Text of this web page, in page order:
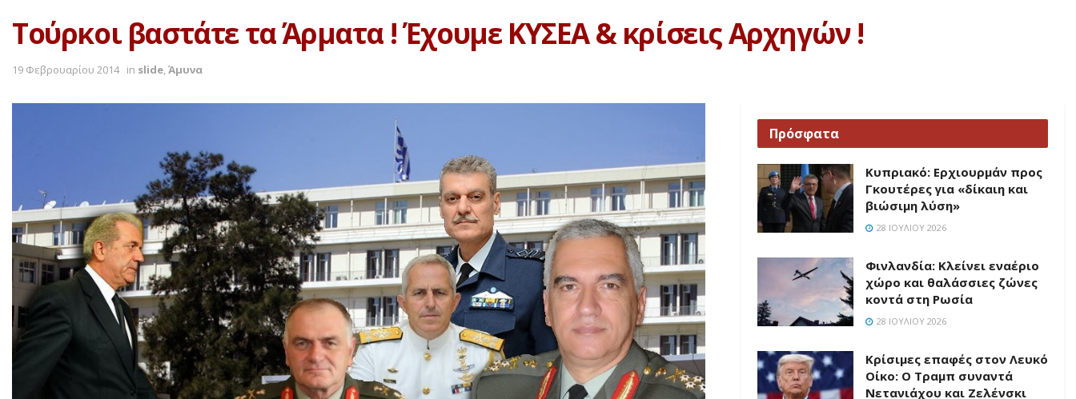
Τούρκοι βαστάτε τα Άρματα ! Έχουμε ΚΥΣΕΑ & κρίσεις Αρχηγών !
19 Φεβρουαρίου 2014 in slide,Άμυνα
Πρόσφατα
Κυπριακό: Ερχιουρμάν προς
Γκουτέρες για «δίκαιη και
βιώσιμη λύση»
28 ΙΟΥΛΊΟΥ 2026
Φινλανδία: Κλείνει εναέριο
χώρο και θαλάσσιες ζώνες
κοντά στη Ρωσία
28 ΙΟΥΛΊΟΥ 2026
Κρίσιμες επαφές στον Λευκό
Οίκο: Ο Τραμπ συναντά
Νετανιάχου και Ζελένσκι